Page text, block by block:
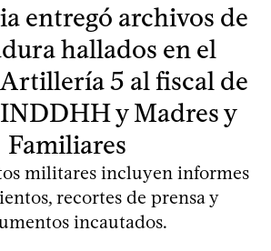
entregó archivos de
hallados en el
5 al fiscal de
y Madres y
Familiares
militares incluyen informes
recortes de prensa y
incautados.